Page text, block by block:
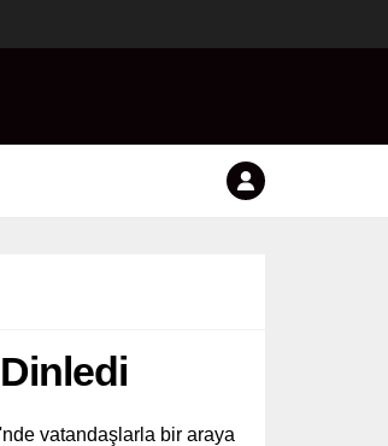
vatandaşlarla bir araya